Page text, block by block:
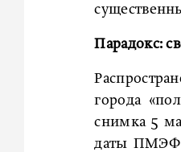
Парадокс:
города
снимка 5
даты ПМЭФ